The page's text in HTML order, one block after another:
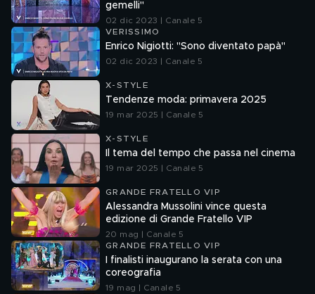
gemelli"
02 dic 2023 | Canale 5
VERISSIMO
Enrico Nigiotti: "Sono diventato papà"
02 dic 2023 | Canale 5
X-STYLE
Tendenze moda: primavera 2025
19 mar 2025 | Canale 5
X-STYLE
Il tema del tempo che passa nel cinema
19 mar 2025 | Canale 5
GRANDE FRATELLO VIP
Alessandra Mussolini vince questa
edizione di Grande Fratello VIP
20 mag | Canale 5
GRANDE FRATELLO VIP
I finalisti inaugurano la serata con una
coreografia
19 mag | Canale 5